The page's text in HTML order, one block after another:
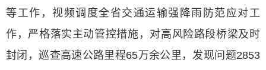
等工作，视频调度全省交通运输强降雨防范应对工
作，严格落实主动管控措施，对高风险路段桥梁及时
封闭，巡查高速公路里程65万余公里，发现问题2853